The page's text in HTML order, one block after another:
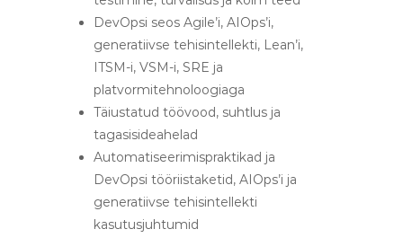
DevOpsi seos Agile’i, AIOps’i,
generatiivse tehisintellekti, Lean’i,
ITSM-i, VSM-i, SRE ja
platvormitehnoloogiaga
Täiustatud töövood, suhtlus ja
tagasisideahelad
Automatiseerimispraktikad ja
DevOpsi tööriistaketid, AIOps’i ja
generatiivse tehisintellekti
kasutusjuhtumid